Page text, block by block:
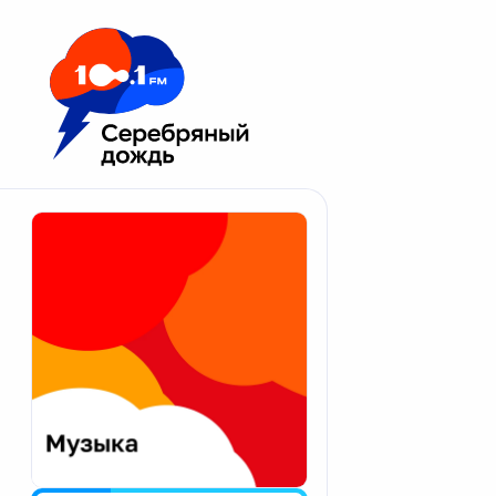
Москва 100.1 FM
Апатиты
Екатеринбург
Калининград
Калуга